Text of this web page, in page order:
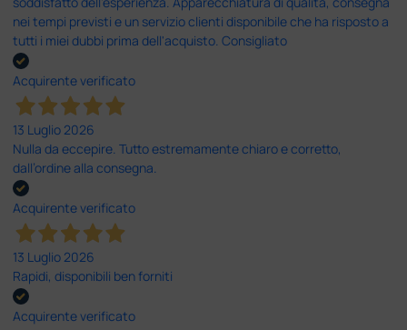
nei tempi previsti e un servizio clienti disponibile che ha risposto a
tutti i miei dubbi prima dell'acquisto. Consigliato
Acquirente verificato
13 Luglio 2026
Nulla da eccepire. Tutto estremamente chiaro e corretto,
dall’ordine alla consegna.
Acquirente verificato
13 Luglio 2026
Rapidi, disponibili ben forniti
Acquirente verificato